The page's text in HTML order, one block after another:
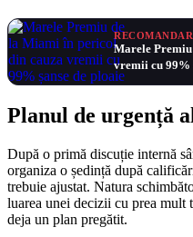
Marele
vremii cu 99%
Planul de urgență
După o primă discuție internă
organiza o ședință după
trebuie ajustat. Natura
luarea unei decizii cu prea
deja un plan pregătit.